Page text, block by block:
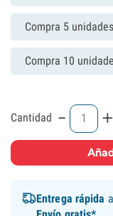
Compra 5 unidades
Compra 10
Cantidad - +
Entrega rápida